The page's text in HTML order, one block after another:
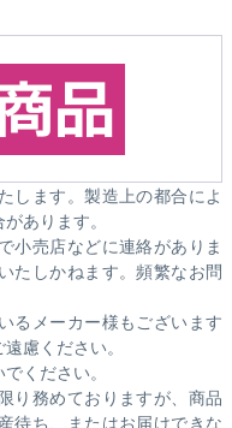
します。製造上の都合によ
あります。
小売店などに連絡がありま
たしかねます。頻繁なお問
るメーカー様もございます
慮ください。
ください。
り務めておりますが、商品
待ち、またはお届けできな